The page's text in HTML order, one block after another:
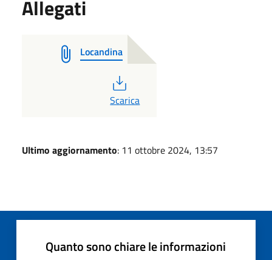
Allegati
Locandina
PDF
Scarica
Ultimo aggiornamento: 11 ottobre 2024, 13:57
Quanto sono chiare le informazioni